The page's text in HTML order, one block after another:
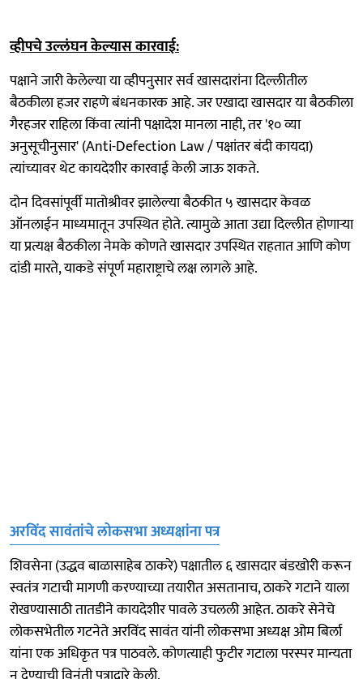
व्हीपचे उल्लंघन केल्यास कारवाई:
पक्षाने जारी केलेल्या या व्हीपनुसार सर्व खासदारांना दिल्लीतील
बैठकीला हजर राहणे बंधनकारक आहे. जर एखादा खासदार या बैठकीला
गैरहजर राहिला किंवा त्यांनी पक्षादेश मानला नाही, तर '१० व्या
अनुसूचीनुसार' (Anti-Defection Law / पक्षांतर बंदी कायदा)
त्यांच्यावर थेट कायदेशीर कारवाई केली जाऊ शकते.
दोन दिवसांपूर्वी मातोश्रीवर झालेल्या बैठकीत ५ खासदार केवळ
ऑनलाईन माध्यमातून उपस्थित होते. त्यामुळे आता उद्या दिल्लीत होणाऱ्या
या प्रत्यक्ष बैठकीला नेमके कोणते खासदार उपस्थित राहतात आणि कोण
दांडी मारते, याकडे संपूर्ण महाराष्ट्राचे लक्ष लागले आहे.
अरविंद सावंतांचे लोकसभा अध्यक्षांना पत्र
शिवसेना (उद्धव बाळासाहेब ठाकरे) पक्षातील ६ खासदार बंडखोरी करून
स्वतंत्र गटाची मागणी करण्याच्या तयारीत असतानाच, ठाकरे गटाने याला
रोखण्यासाठी तातडीने कायदेशीर पावले उचलली आहेत. ठाकरे सेनेचे
लोकसभेतील गटनेते अरविंद सावंत यांनी लोकसभा अध्यक्ष ओम बिर्ला
यांना एक अधिकृत पत्र पाठवले. कोणत्याही फुटीर गटाला परस्पर मान्यता